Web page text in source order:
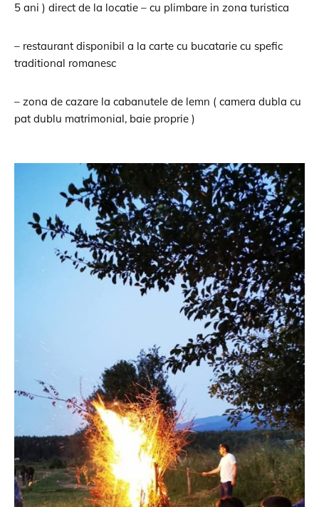
5 ani ) direct de la locatie – cu plimbare in zona turistica
– restaurant disponibil a la carte cu bucatarie cu spefic
traditional romanesc
– zona de cazare la cabanutele de lemn ( camera dubla cu
pat dublu matrimonial, baie proprie )